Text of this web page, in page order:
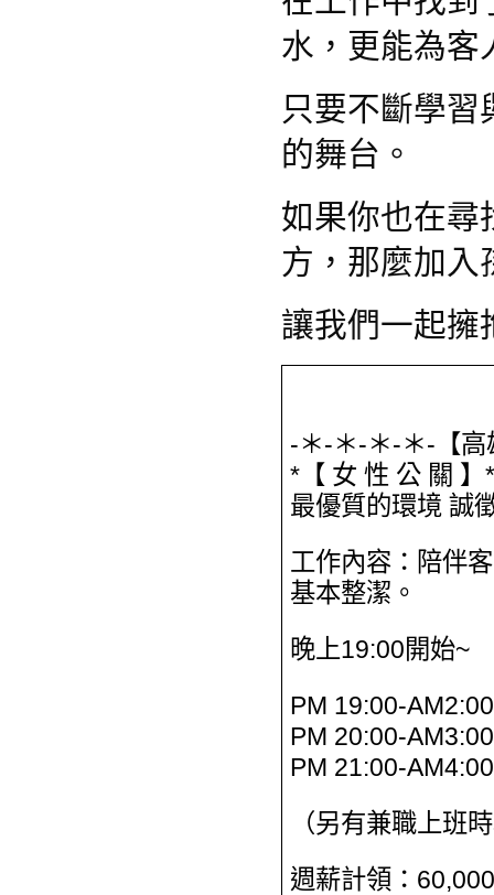
水，更能為客
只要不斷學
的舞台。
如果你也在尋
方，那麼加入
讓我們一起擁
-＊-＊-＊-＊-【
*【 女 性 公 關 】*
最優質的環境 誠
工作內容：陪伴
基本整潔。
晚上19:00開始~
PM 19:00-AM2:00
PM 20:00-AM3:00
PM 21:00-AM4:00
（另有兼職上班
週薪計領：